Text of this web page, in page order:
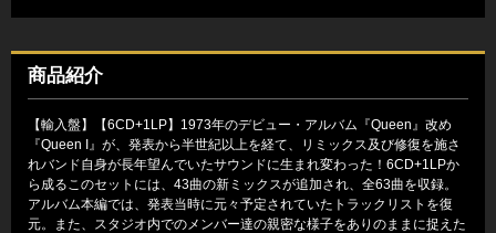
商品紹介
【輸入盤】【6CD+1LP】1973年のデビュー・アルバム『Queen』改め
『Queen I』が、発表から半世紀以上を経て、リミックス及び修復を施さ
れバンド自身が長年望んでいたサウンドに生まれ変わった！6CD+1LPか
ら成るこのセットには、43曲の新ミックスが追加され、全63曲を収録。
アルバム本編では、発表当時に元々予定されていたトラックリストを復
元。また、スタジオ内でのメンバー達の親密な様子をありのままに捉えた